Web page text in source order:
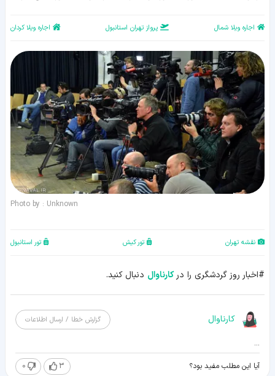
اجاره ویلا شمال پرواز تهران استانبول اجاره ویلا کردان
Photo by : Unknown
نقشه تهران تور کیش تور استانبول
#اخبار روز گردشگری را درکارناوال دنبال کنید.
کارناوال گزارش خطا / ارسال اطلاعات
...
آیا این مطلب مفید بود؟ 3
0